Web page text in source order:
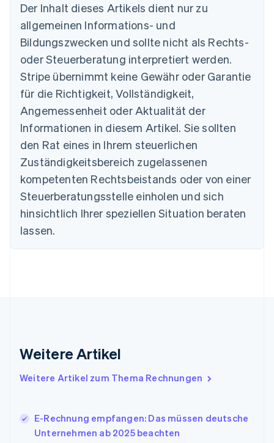
Der Inhalt dieses Artikels dient nur zu
allgemeinen Informations- und
Bildungszwecken und sollte nicht als Rechts-
oder Steuerberatung interpretiert werden.
Stripe übernimmt keine Gewähr oder Garantie
für die Richtigkeit, Vollständigkeit,
Angemessenheit oder Aktualität der
Informationen in diesem Artikel. Sie sollten
den Rat eines in Ihrem steuerlichen
Zuständigkeitsbereich zugelassenen
kompetenten Rechtsbeistands oder von einer
Steuerberatungsstelle einholen und sich
hinsichtlich Ihrer speziellen Situation beraten
lassen.
Weitere Artikel
Weitere Artikel zum Thema Rechnungen
E-Rechnung empfangen: Das müssen deutsche
Unternehmen ab 2025 beachten
English
Belgien
Nederlands Français Deutsch English
Brasilien
PortuguêsEnglish
Bulgarien
Dänemark
English
Deutschland
Deutsch English
Estland
English
Festlandchina
简体中文 English
Finnland
EnglishSvenska
Frankreich
Français
Italien
Italiano English
Japan
日本語 English
Kroatien
EnglishItaliano